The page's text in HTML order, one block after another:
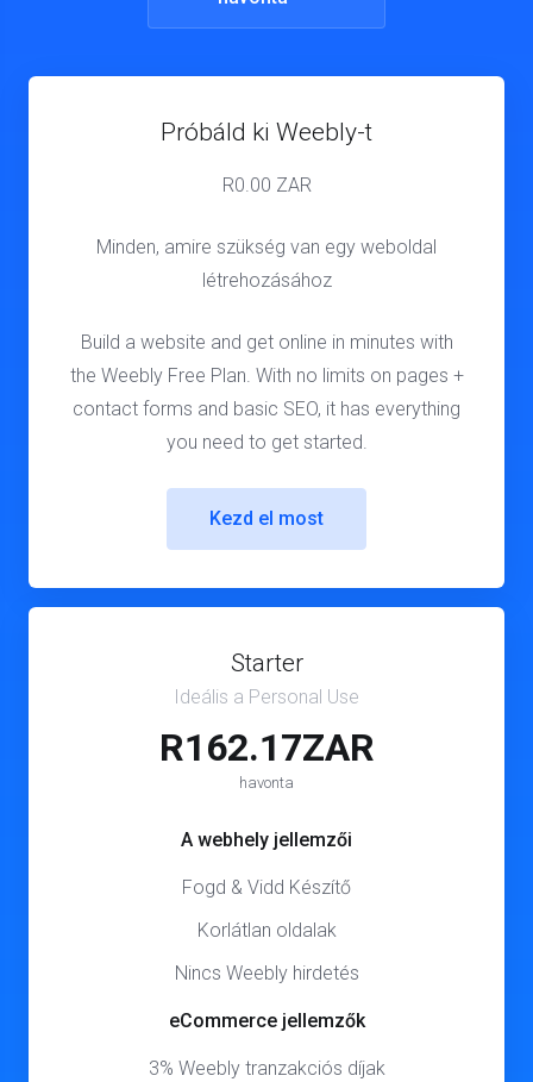
Próbáld ki Weebly-t
R0.00 ZAR
Minden, amire szükség van egy weboldal
létrehozásához
Build a website and get online in minutes with
the Weebly Free Plan. With no limits on pages +
contact forms and basic SEO, it has everything
you need to get started.
Kezd el most
Starter
Ideális a Personal Use
R162.17ZAR
havonta
A webhely jellemzői
Fogd & Vidd Készítő
Korlátlan oldalak
Nincs Weebly hirdetés
eCommerce jellemzők
3% Weebly tranzakciós díjak